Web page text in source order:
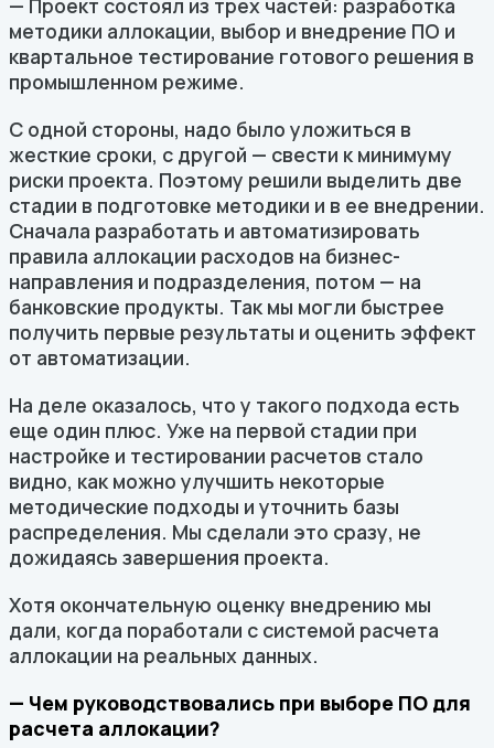
— Проект состоял из трех частей: разработка
методики аллокации, выбор и внедрение ПО и
квартальное тестирование готового решения в
промышленном режиме.
С одной стороны, надо было уложиться в
жесткие сроки, с другой — свести к минимуму
риски проекта. Поэтому решили выделить две
стадии в подготовке методики и в ее внедрении.
Сначала разработать и автоматизировать
правила аллокации расходов на бизнес-
направления и подразделения, потом — на
банковские продукты. Так мы могли быстрее
получить первые результаты и оценить эффект
от автоматизации.
На деле оказалось, что у такого подхода есть
еще один плюс. Уже на первой стадии при
настройке и тестировании расчетов стало
видно, как можно улучшить некоторые
методические подходы и уточнить базы
распределения. Мы сделали это сразу, не
дожидаясь завершения проекта.
Хотя окончательную оценку внедрению мы
дали, когда поработали с системой расчета
аллокации на реальных данных.
— Чем руководствовались при выборе ПО для
расчета аллокации?